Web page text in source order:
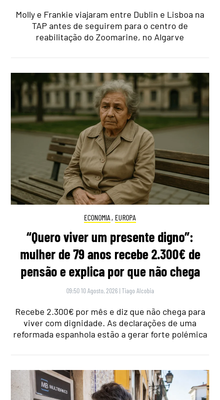
Molly e Frankie viajaram entre Dublin e Lisboa na
TAP antes de seguirem para o centro de
reabilitação do Zoomarine, no Algarve
ECONOMIA , EUROPA
“Quero viver um presente digno”:
mulher de 79 anos recebe 2.300€ de
pensão e explica por que não chega
09:50 10 Agosto, 2026 |Tiago Alcobia
Recebe 2.300€ por mês e diz que não chega para
viver com dignidade. As declarações de uma
reformada espanhola estão a gerar forte polémica